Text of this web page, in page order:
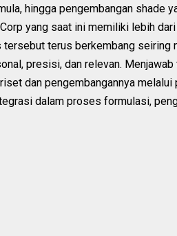
hingga pengembangan shade
yang saat ini memiliki lebih
terus berkembang seiring
presisi, dan relevan.
dan pengembangannya melalui
dalam proses formulasi,